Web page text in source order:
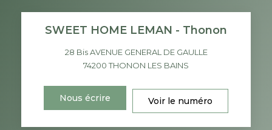
SWEET HOME LEMAN - Thonon
28 Bis AVENUE GENERAL DE GAULLE
74200THONON LES BAINS
Nous écrire Voir le numéro